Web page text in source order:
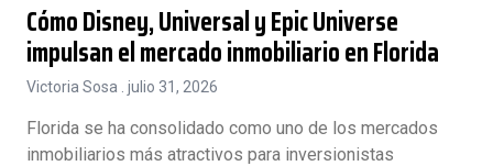
Cómo Disney, Universal y Epic Universe
impulsan el mercado inmobiliario en Florida
Victoria Sosa julio 31, 2026
Florida se ha consolidado como uno de los mercados
inmobiliarios más atractivos para inversionistas